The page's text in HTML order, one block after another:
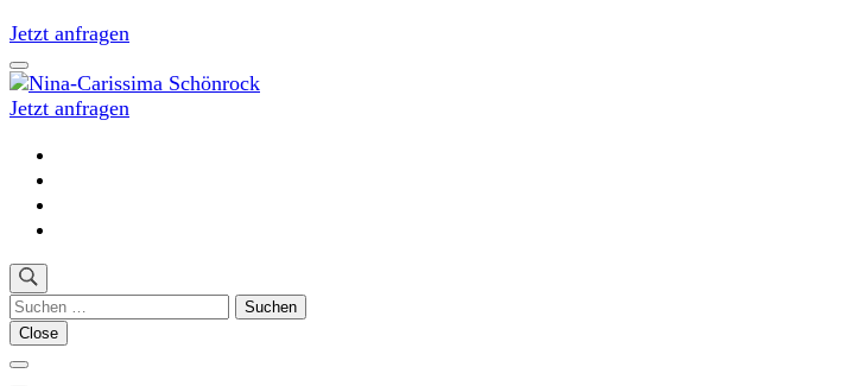
Jetzt anfragen
Nina-Carissima Schönrock
Jetzt anfragen
Suchen
nach:
Close